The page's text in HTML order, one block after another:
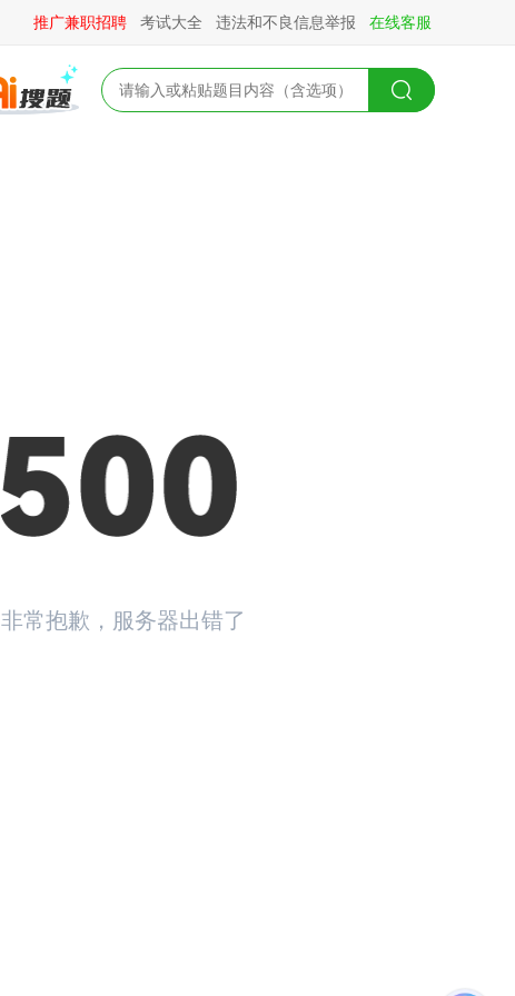
推广兼职招聘 考试大全 违法和不良信息举报 在线客服
非常抱歉，服务器出错了